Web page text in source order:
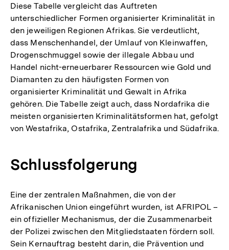
Diese Tabelle vergleicht das Auftreten
unterschiedlicher Formen organisierter Kriminalität in
den jeweiligen Regionen Afrikas. Sie verdeutlicht,
dass Menschenhandel, der Umlauf von Kleinwaffen,
Drogenschmuggel sowie der illegale Abbau und
Handel nicht-erneuerbarer Ressourcen wie Gold und
Diamanten zu den häufigsten Formen von
organisierter Kriminalität und Gewalt in Afrika
gehören. Die Tabelle zeigt auch, dass Nordafrika die
meisten organisierten Kriminalitätsformen hat, gefolgt
von Westafrika, Ostafrika, Zentralafrika und Südafrika.
Schlussfolgerung
Eine der zentralen Maßnahmen, die von der
Afrikanischen Union eingeführt wurden, ist AFRIPOL –
ein offizieller Mechanismus, der die Zusammenarbeit
der Polizei zwischen den Mitgliedstaaten fördern soll.
Sein Kernauftrag besteht darin, die Prävention und